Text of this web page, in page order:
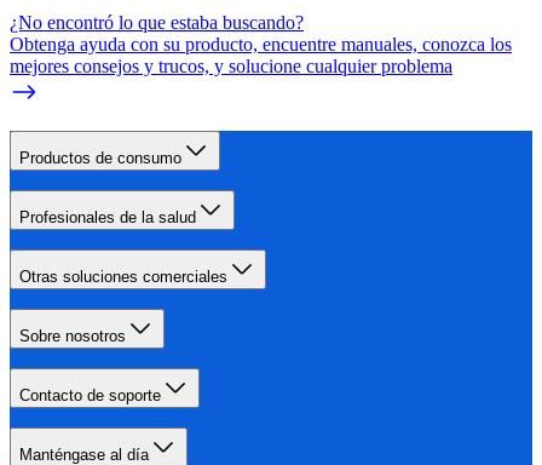
¿No encontró lo que estaba buscando?
Obtenga ayuda con su producto, encuentre manuales, conozca los
mejores consejos y trucos, y solucione cualquier problema
Productos de consumo
Profesionales de la salud
Otras soluciones comerciales
Sobre nosotros
Contacto de soporte
Manténgase al día